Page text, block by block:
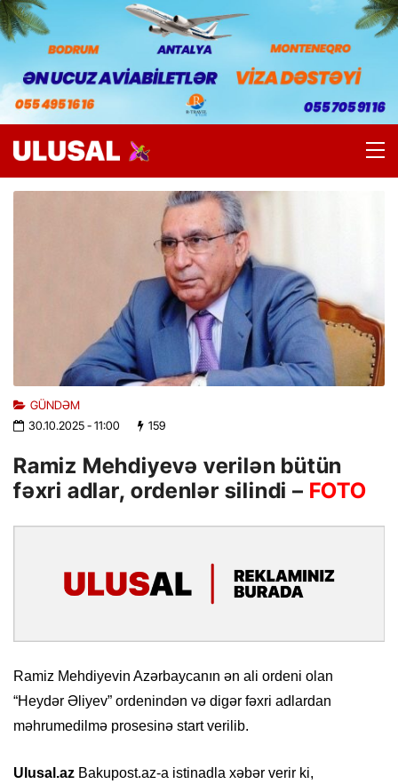
GÜNDƏM
30.10.2025- 11:00 159
Ramiz Mehdiyevə verilən bütün
fəxri adlar, ordenlər silindi – FOTO
Ramiz Mehdiyevin Azərbaycanın ən ali ordeni olan
“Heydər Əliyev” ordenindən və digər fəxri adlardan
məhrumedilmə prosesinə start verilib.
Ulusal.az Bakupost.az-a istinadla xəbər verir ki,